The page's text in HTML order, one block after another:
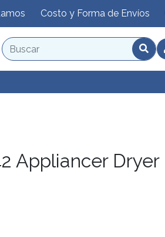
Costo y Forma de Envíos
Appliancer Dryer